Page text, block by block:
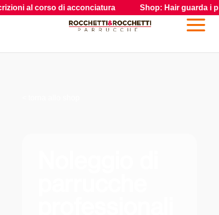
corso di acconciatura Shop: Hair guarda i